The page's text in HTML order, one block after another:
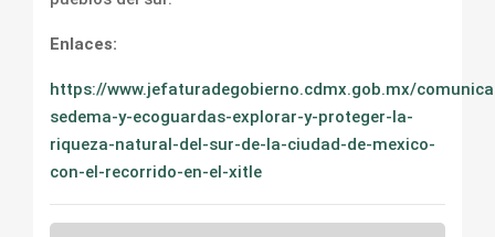
Enlaces:
https://www.jefaturadegobierno.cdmx.gob.mx/
sedema-y-ecoguardas-explorar-y-proteger-la-
riqueza-natural-del-sur-de-la-ciudad-de-mexico-
con-el-recorrido-en-el-xitle